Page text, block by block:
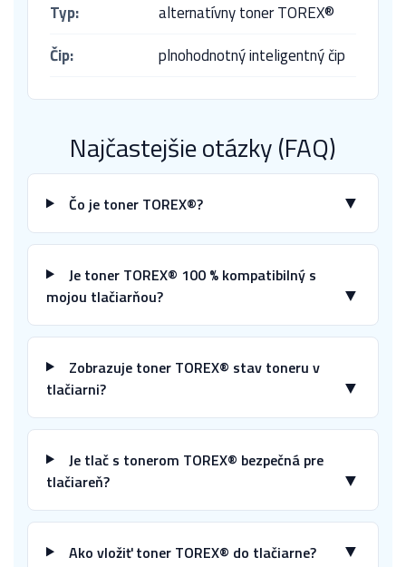
Typ:
alternatívny toner TOREX®
Čip:
plnohodnotný inteligentný čip
Najčastejšie otázky (FAQ)
Čo je toner TOREX®? ▼
Je toner TOREX® 100 % kompatibilný s
mojou tlačiarňou?
▼
Zobrazuje toner TOREX® stav toneru v
tlačiarni?
▼
Je tlač s tonerom TOREX® bezpečná pre
tlačiareň?
▼
Ako vložiť toner TOREX® do tlačiarne? ▼